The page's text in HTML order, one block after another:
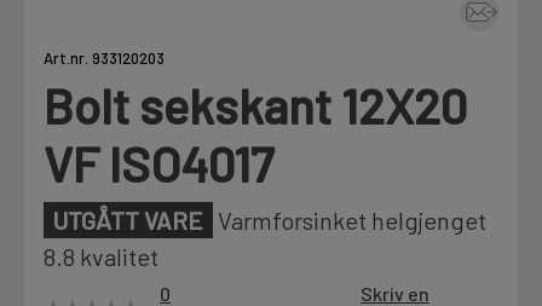
Fag
Motek
LOGG UT
Art.nr. 933120203
Bolt sekskant 12X20
VF ISO4017
UTGÅTT VARE Varmforsinket helgjenget
8.8 kvalitet
0
Skriv en